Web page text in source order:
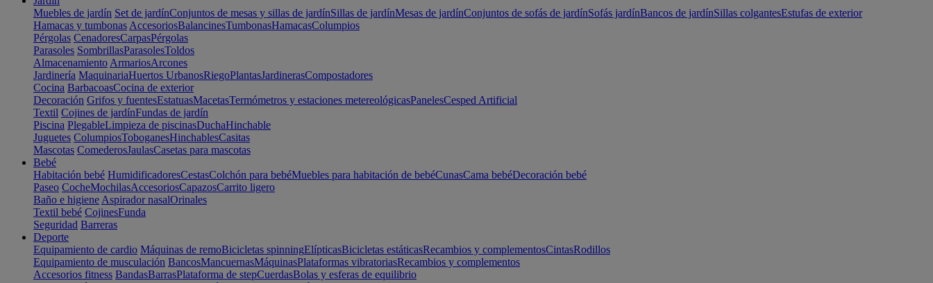
Muebles de jardín Set de jardínConjuntos de mesas y sillas de jardínSillas de jardínMesas de jardínConjuntos de sofás de jardínSofás jardínBancos de jardínSillas colgantesEstufas de exterior
Hamacas y tumbonas AccesoriosBalancinesTumbonasHamacasColumpios
Pérgolas CenadoresCarpasPérgolas
Parasoles SombrillasParasolesToldos
Almacenamiento ArmariosArcones
Jardinería MaquinariaHuertos UrbanosRiegoPlantasJardinerasCompostadores
Cocina BarbacoasCocina de exterior
Decoración Grifos y fuentesEstatuasMacetasTermómetros y estaciones metereológicasPanelesCesped Artificial
Textil Cojines de jardínFundas de jardín
Piscina PlegableLimpieza de piscinasDuchaHinchable
Juguetes ColumpiosToboganesHinchablesCasitas
Mascotas ComederosJaulasCasetas para mascotas
Bebé
Habitación bebé HumidificadoresCestasColchón para bebéMuebles para habitación de bebéCunasCama bebéDecoración bebé
Paseo CocheMochilasAccesoriosCapazosCarrito ligero
Baño e higiene Aspirador nasalOrinales
Textil bebé CojinesFunda
Seguridad Barreras
Deporte
Equipamiento de cardio Máquinas de remoBicicletas spinningElípticasBicicletas estáticasRecambios y complementosCintasRodillos
Equipamiento de musculación BancosMancuernasMáquinasPlataformas vibratoriasRecambios y complementos
Accesorios fitness BandasBarrasPlataforma de stepCuerdasBolas y esferas de equilibrio